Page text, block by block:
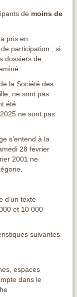
de moins de
pris en
participation ; si
dossiers de
la Société des
ne sont pas
été
ne sont pas
s’entend à la
28 février
2001 ne
d’un texte
et 10 000
suivantes
espaces
dans le